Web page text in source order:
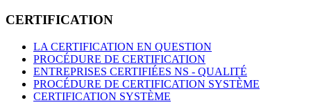
CERTIFICATION
LA CERTIFICATION EN QUESTION
PROCÉDURE DE CERTIFICATION
ENTREPRISES CERTIFIÉES NS - QUALITÉ
PROCÉDURE DE CERTIFICATION SYSTÈME
CERTIFICATION SYSTÈME